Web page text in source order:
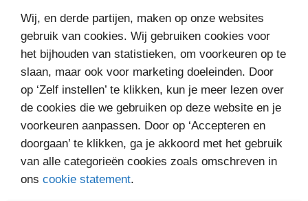
Wij, en derde partijen, maken op onze websites
gebruik van cookies. Wij gebruiken cookies voor
het bijhouden van statistieken, om voorkeuren op te
slaan, maar ook voor marketing doeleinden. Door
op ‘Zelf instellen’ te klikken, kun je meer lezen over
de cookies die we gebruiken op deze website en je
voorkeuren aanpassen. Door op ‘Accepteren en
doorgaan’ te klikken, ga je akkoord met het gebruik
van alle categorieën cookies zoals omschreven in
ons cookie statement.
MEER BOEKEN VAN
VAKANTIELEZEN